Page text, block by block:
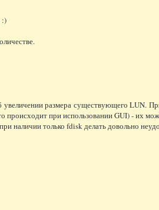
:)
размера существующего LUN.
происходит при использовании GUI) - их
наличии только fdisk делать довольно